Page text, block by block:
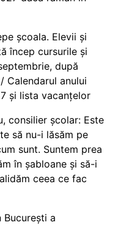
școala. Elevii și
încep cursurile și
după
Calendarul anului
și lista vacanțelor
consilier școlar: Este
să nu-i lăsăm pe
sunt. Suntem prea
în șabloane și să-i
ceea ce fac
București a